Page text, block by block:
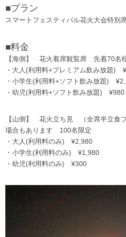
■プラン
スマートフェスティバル花火大会特別
■料金
【海側】 花火着席観覧席 先着70名
・大人(利用料+プレミアム飲み放題)
・小学生(利用料+ソフト飲み放題)
・幼児(利用料+ソフト飲み放題) ¥980
【山側】 花火立ち見 （全席半立食
場合もあります 100名限定
・大人(利用料のみ) ¥2,980
・小学生(利用料のみ) ¥1,980
・幼児(利用料のみ) ¥300